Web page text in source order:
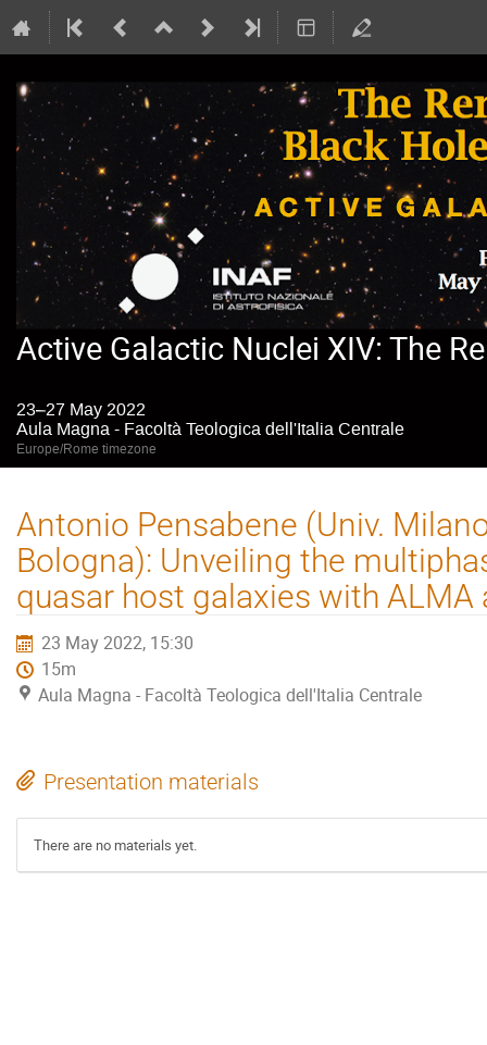
Active Galactic Nuclei XIV: The
23–27 May 2022
Aula Magna - Facoltà Teologica dell'Italia Centrale
Europe/Rome timezone
Antonio Pensabene (Univ.
Bologna): Unveiling the
quasar host galaxies with ALMA
23 May 2022, 15:30
15m
Aula Magna - Facoltà Teologica dell'Italia Centrale
Presentation materials
There are no materials yet.